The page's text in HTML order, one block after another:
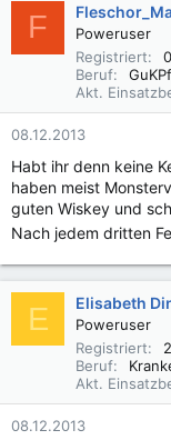
F
Poweruser
Registriert
Beruf
Akt.
08.12.2013
Habt ihr denn keine
haben meist
guten Wiskey und
Nach jedem dritten
E Elisabeth
Poweruser
Registriert
Beruf
Akt.
08.12.2013